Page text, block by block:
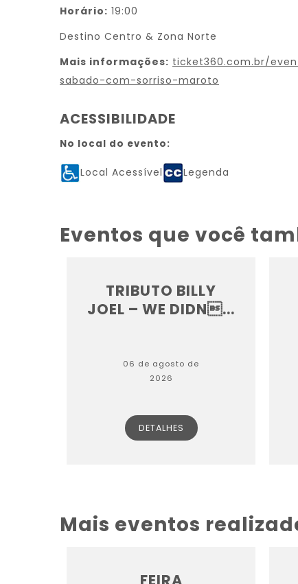
Horário: 19:00
Destino Centro & Zona Norte
Mais informações: ticket360.com.br/
sabado-com-sorriso-maroto
ACESSIBILIDADE
No local do evento:
Local Acessível Legenda
Eventos que você
TRIBUTO BILLY
JOEL – WE DIDN...
06 de agosto de
2026
DETALHES
Mais eventos